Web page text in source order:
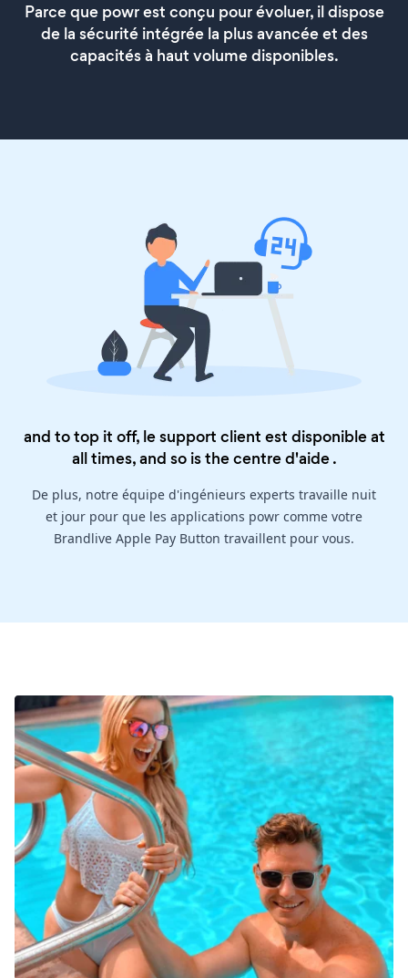
Parce que powr est conçu pour évoluer, il dispose
de la sécurité intégrée la plus avancée et des
capacités à haut volume disponibles.
and to top it off, le support client est disponible at
all times, and so is thecentre d'aide.
De plus, notre équipe d'ingénieurs experts travaille nuit
et jour pour que les applications powr comme votre
Brandlive Apple Pay Button travaillent pour vous.